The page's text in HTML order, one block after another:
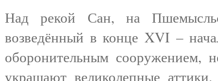
Над рекой Сан, на
возведённый в конце XVI –
оборонительным сооружением,
украшают великолепные